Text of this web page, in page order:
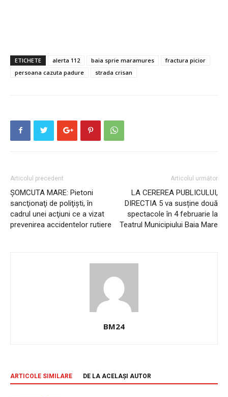
ETICHETE alerta 112 baia sprie maramures
fractura picior
persoana cazuta padure
strada crisan
Articolul precedent
ȘOMCUTA MARE: Pietoni
sancţionaţi de poliţişti, în
cadrul unei acţiuni ce a vizat
prevenirea accidentelor rutiere
Articolul următor
LA CEREREA PUBLICULUI,
DIRECTIA 5 va susține două
spectacole în 4 februarie la
Teatrul Municipiului Baia Mare
BM24
ARTICOLE SIMILARE DE LA ACELAȘI AUTOR